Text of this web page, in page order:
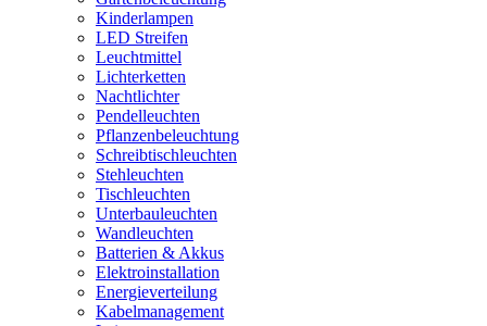
Kinderlampen
LED Streifen
Leuchtmittel
Lichterketten
Nachtlichter
Pendelleuchten
Pflanzenbeleuchtung
Schreibtischleuchten
Stehleuchten
Tischleuchten
Unterbauleuchten
Wandleuchten
Batterien & Akkus
Elektroinstallation
Energieverteilung
Kabelmanagement